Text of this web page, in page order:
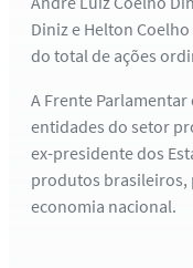
Diniz e Helton
do total de ações
A Frente
entidades do setor
ex-presidente dos
produtos brasileiros,
economia nacional.